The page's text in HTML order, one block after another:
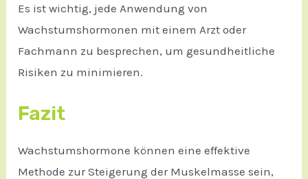
Es ist wichtig, jede Anwendung von
Wachstumshormonen mit einem Arzt oder
Fachmann zu besprechen, um gesundheitliche
Risiken zu minimieren.
Fazit
Wachstumshormone können eine effektive
Methode zur Steigerung der Muskelmasse sein,